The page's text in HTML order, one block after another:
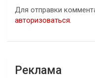
Для отправки
авторизоваться.
Реклама